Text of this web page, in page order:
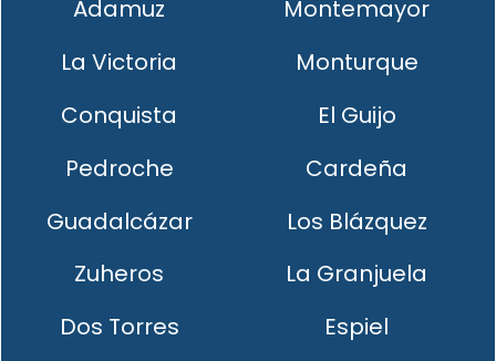
Adamuz
Montemayor
La Victoria
Monturque
Conquista
El Guijo
Pedroche
Cardeña
Guadalcázar
Los Blázquez
Zuheros
La Granjuela
Dos Torres
Espiel